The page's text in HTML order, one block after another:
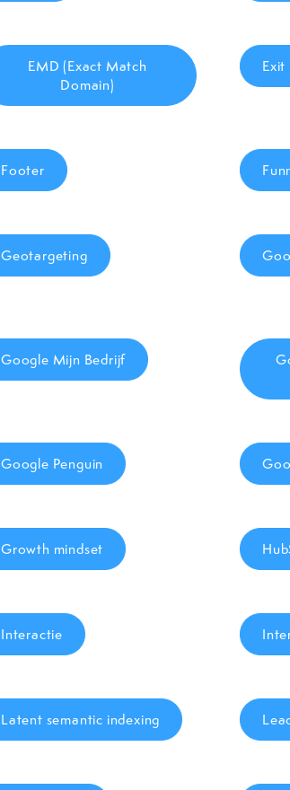
EMD (Exact Match
Domain)
Footer
Geotargeting
Google Mijn Bedrijf
Google Penguin
Growth mindset
Interactie
Latent semantic indexing